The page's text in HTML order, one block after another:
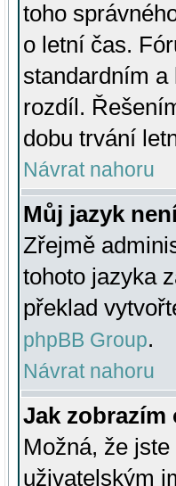
toho
o letní čas.
standardním a
rozdíl.
dobu trvání
Návrat nahoru
Můj jazyk
Zřejmě
tohoto jazyka
překlad
phpBB Group.
Návrat nahoru
Jak zobrazím
Možná, že
uživatelským